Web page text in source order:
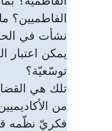
الفاطميين؟
نشأت في
يمكن اعتبار
توسّعيّة؟
تلك هي
من
فكريّ نظّمه